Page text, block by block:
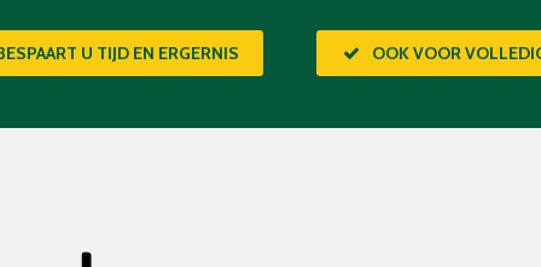
U TIJD EN ERGERNIS OOK VOOR